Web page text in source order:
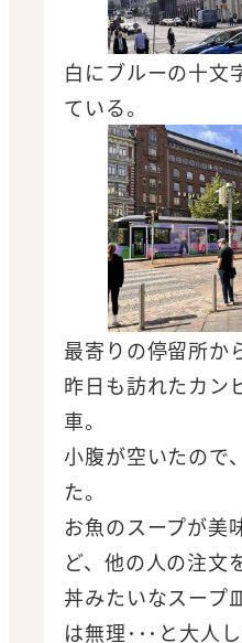
白にブルーの十文
ている。
最寄りの停留所か
昨日も訪れたカン
車。
小腹が空いたので
た。
お魚のスープが美
ど、他の人の注文
丼みたいなスープ
は無理･･･と大人